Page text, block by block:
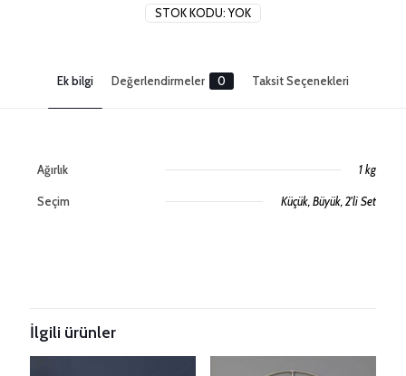
STOK KODU:YOK
Ek bilgi Değerlendirmeler 0 Taksit Seçenekleri
Ağırlık 1 kg
Seçim Küçük, Büyük, 2'li Set
ilk kişi siz olun
E-posta adresiniz yayınlanmayacak.Gerekli alanlar*ile
İlgili ürünler